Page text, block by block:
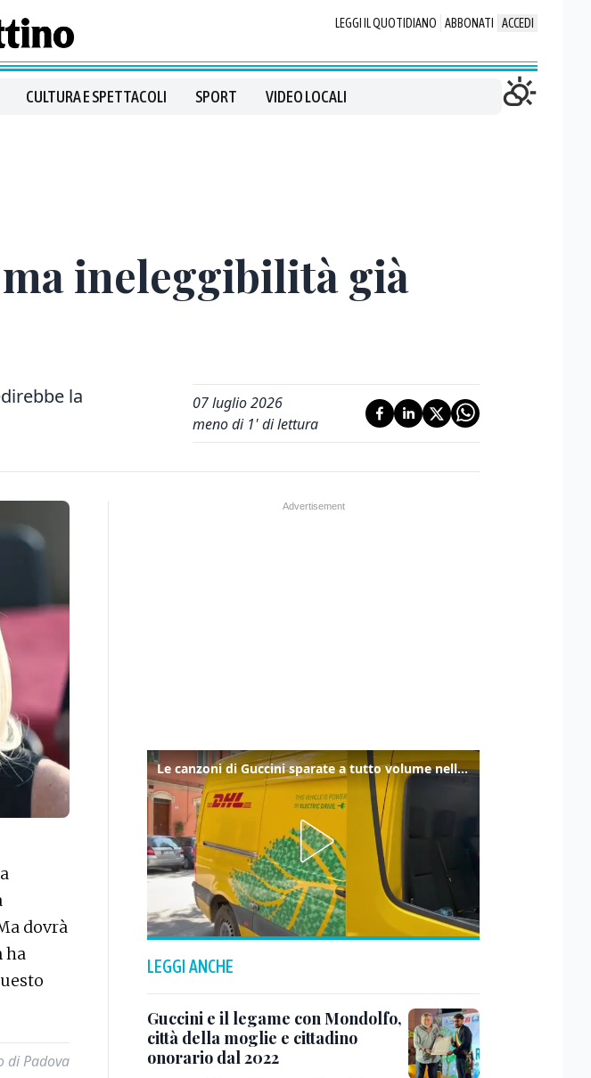
LEGGI IL QUOTIDIANO ABBONATI ACCEDI
CULTURA E SPETTACOLI SPORT VIDEO LOCALI
ineleggibilità già
la
07 luglio 2026
meno di 1' di lettura
dovrà
ha
di Padova
Le canzoni di Guccini sparate a tutto volume nella strada dove abitava
LEGGI ANCHE
Guccini e il legame con Mondolfo,
città della moglie e cittadino
onorario dal 2022